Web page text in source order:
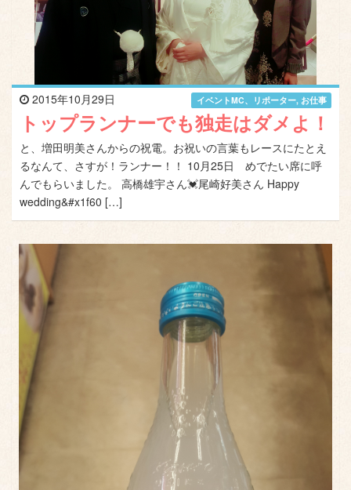
2015年10月29日 イベントMC、リポーター, お仕事
トップランナーでも独走はダメよ！
と、増田明美さんからの祝電。お祝いの言葉もレースにたとえ
るなんて、さすが！ランナー！！ 10月25日 めでたい席に呼
んでもらいました。 高橋雄宇さん💓尾崎好美さん Happy
wedding&#x1f60 […]